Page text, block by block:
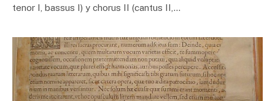
tenor I, bassus I) y chorus II (cantus II,…